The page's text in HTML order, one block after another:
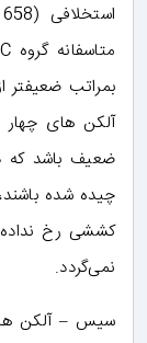
آلکن های چهار
ضعیف باشد که
چیده شده
کششی رخ
نمی‌گردد.
سیس – آلکن ها